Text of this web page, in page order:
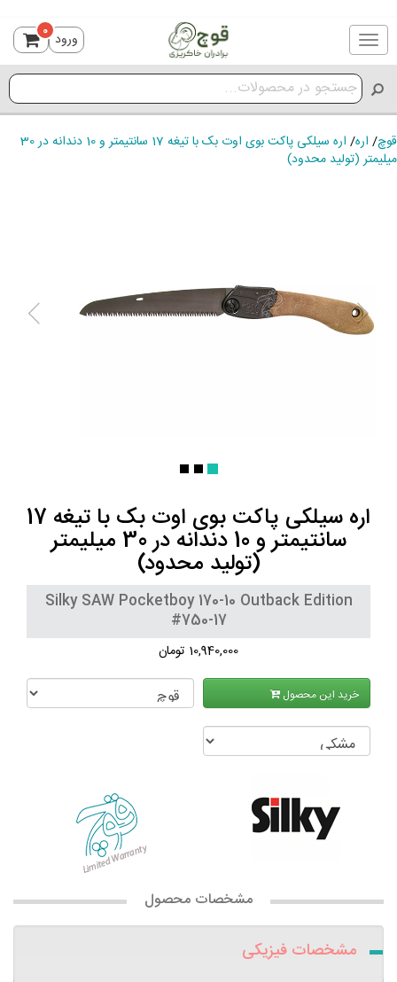
Toggle
navigation
ورود 0
قوچ/ اره/
اره سیلکی پاکت بوی اوت بک با تیغه 17 سانتیمتر و 10 دندانه در 30
میلیمتر (تولید محدود)
اره سیلکی پاکت بوی اوت بک با تیغه 17
سانتیمتر و 10 دندانه در 30 میلیمتر
(تولید محدود)
Silky SAW Pocketboy 170-10 Outback Edition
#750-17
10,940,000 تومان
خرید این محصول
مشخصات محصول
مشخصات فیزیکی